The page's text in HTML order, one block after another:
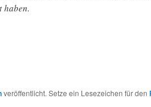
haben.
veröffentlicht. Setze ein Lesezeichen für den